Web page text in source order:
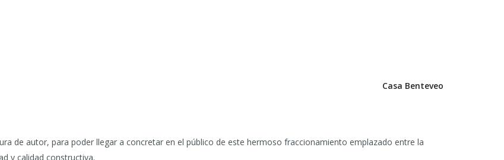
Casa Benteveo
de autor, para poder llegar a concretar en el público de este hermoso fraccionamiento emplazado entre la
y calidad constructiva.